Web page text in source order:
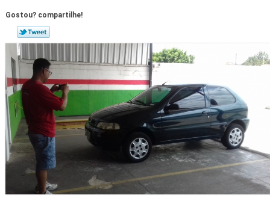
Gostou? compartilhe!